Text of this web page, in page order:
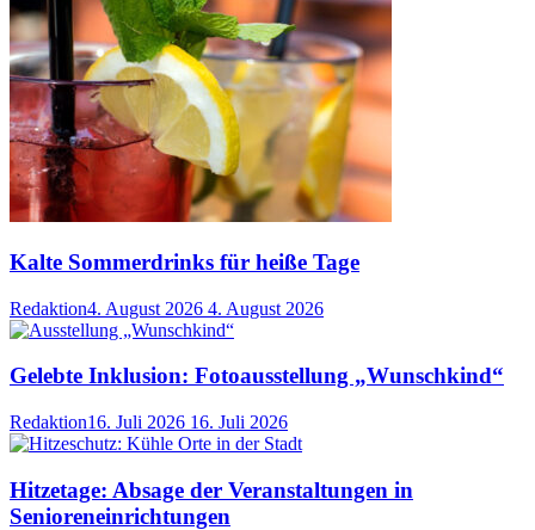
Kalte Sommerdrinks für heiße Tage
Redaktion4. August 2026 4. August 2026
Gelebte Inklusion: Fotoausstellung „Wunschkind“
Redaktion16. Juli 2026 16. Juli 2026
Hitzetage: Absage der Veranstaltungen in
Senioreneinrichtungen